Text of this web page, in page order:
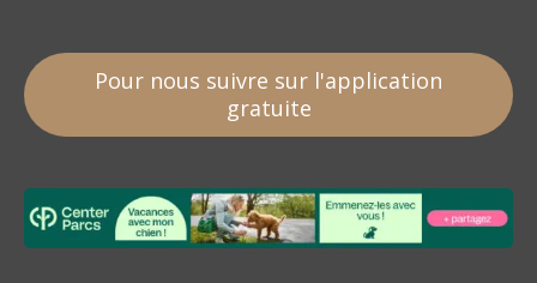
Pour nous suivre sur l'application
gratuite